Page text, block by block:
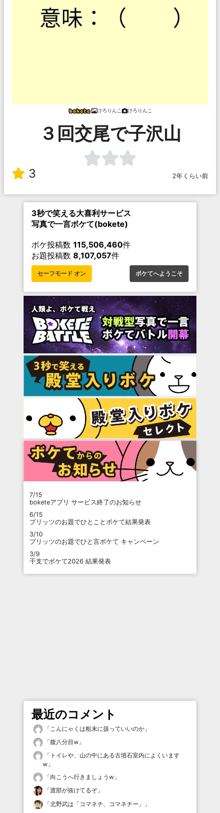
けろりんこ けろりんこ
３回交尾で子沢山
3 2年くらい前
3秒で笑える大喜利サービス
写真で一言ボケて(bokete)
ボケ投稿数 115,506,460件
お題投稿数 8,107,057件
セーフモード オン ボケてへようこそ
7/15
boketeアプリ サービス終了のお知らせ
6/15
プリッツのお題でひとことボケて結果発表
3/10
プリッツのお題でひと言ボケて キャンペーン
3/9
干支でボケて2026 結果発表
最近のコメント
「 こんにゃくは粗末に扱っていいのか 」
「腹八分目w 」
「 トイレや、山の中にある古墳石室内によくいます
w 」
「向こうへ行きましょうw 」
「渡部が抜けてるぞ」
「北野武は「コマネチ、コマネチー」
」